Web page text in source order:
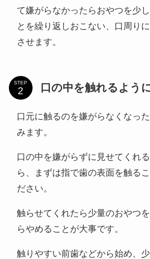
て嫌がらなかったらおやつを少
とを繰り返しおこない、口周り
させます。
STEP 口の中を触れるよう
口元に触るのを嫌がらなくなっ
みます。
口の中を嫌がらずに見せてくれ
ら、まずは指で歯の表面を触る
ださい。
触らせてくれたら少量のおやつ
らやめることが大事です。
触りやすい前歯などから始め、